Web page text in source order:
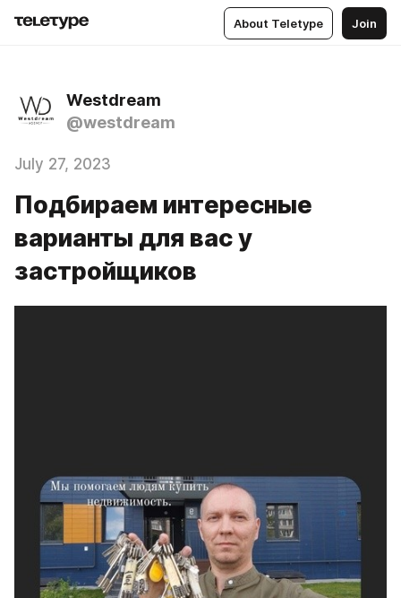
About Teletype Join
Westdream
@westdream
July 27, 2023
Подбираем интересные
варианты для вас у
застройщиков